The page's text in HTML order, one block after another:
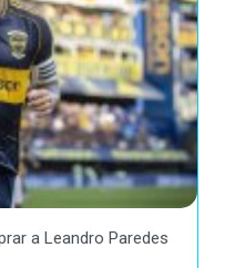
a Leandro Paredes